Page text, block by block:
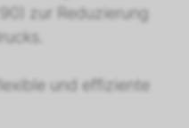
zur Reduzierung
und effiziente